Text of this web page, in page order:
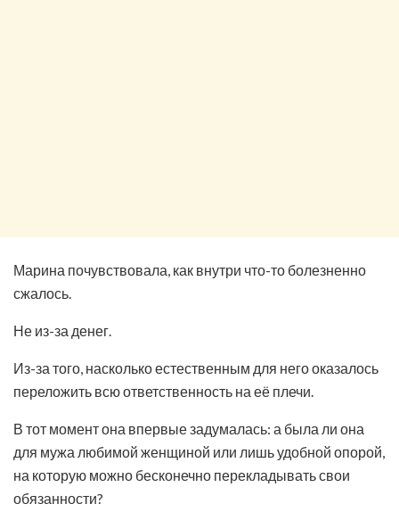
Марина почувствовала, как внутри что-то болезненно
сжалось.
Не из-за денег.
Из-за того, насколько естественным для него оказалось
переложить всю ответственность на её плечи.
В тот момент она впервые задумалась: а была ли она
для мужа любимой женщиной или лишь удобной опорой,
на которую можно бесконечно перекладывать свои
обязанности?